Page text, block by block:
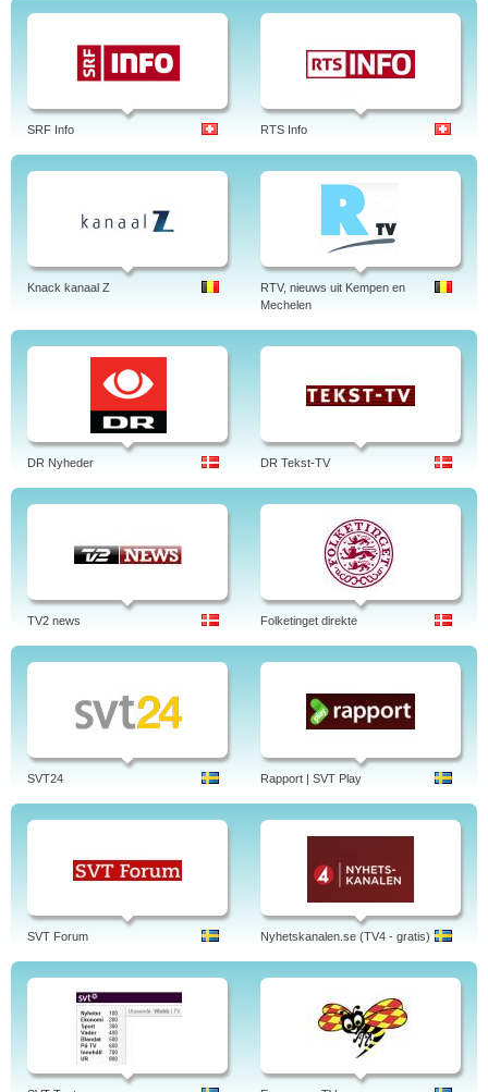
SRF Info RTS Info
Knack kanaal Z
RTV, nieuws uit Kempen en
Mechelen
DR Nyheder DR Tekst-TV
TV2 news Folketinget direkte
SVT24 Rapport | SVT Play
SVT Forum Nyhetskanalen.se (TV4 - gratis)